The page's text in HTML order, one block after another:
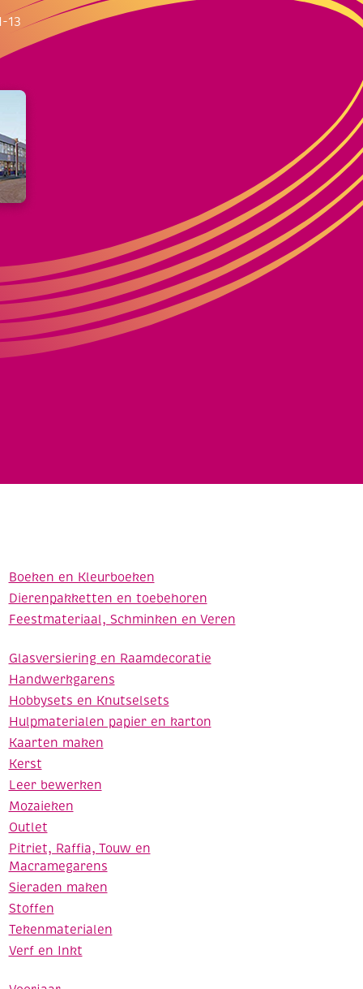
13
Boeken en Kleurboeken
Dierenpakketten en toebehoren
Feestmateriaal, Schminken en Veren
Glasversiering en Raamdecoratie
Handwerkgarens
Hobbysets en Knutselsets
Hulpmaterialen papier en karton
Kaarten maken
Kerst
Leer bewerken
Mozaieken
Outlet
Pitriet, Raffia, Touw en
Macramegarens
Sieraden maken
Stoffen
Tekenmaterialen
Verf en Inkt